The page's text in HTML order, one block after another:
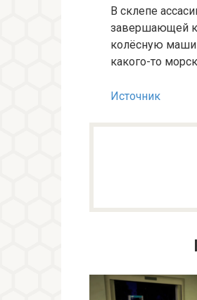
В склепе
завершающей
колёсную
какого-то
Источник